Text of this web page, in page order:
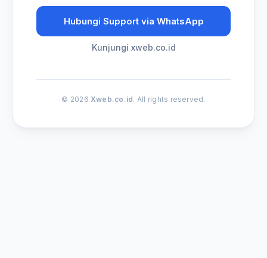
Hubungi Support via WhatsApp
Kunjungi xweb.co.id
© 2026 Xweb.co.id. All rights reserved.